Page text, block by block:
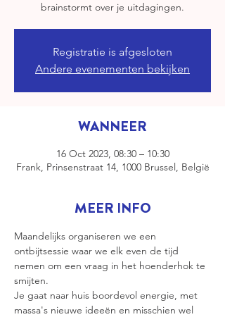
brainstormt over je uitdagingen.
Registratie is afgesloten
Andere evenementen bekijken
WANNEER
16 Oct 2023, 08:30 – 10:30
Frank, Prinsenstraat 14, 1000 Brussel, België
MEER INFO
Maandelijks organiseren we een
ontbijtsessie waar we elk even de tijd
nemen om een vraag in het hoenderhok te
smijten.
Je gaat naar huis boordevol energie, met
massa's nieuwe ideeën en misschien wel